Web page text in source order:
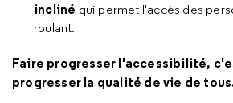
incliné qui permet l'accès des
roulant.
Faire progresser l'accessibilité,
progresser la qualité de vie de